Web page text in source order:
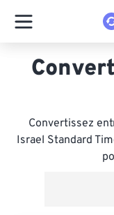
Convertissez
Israel Standard